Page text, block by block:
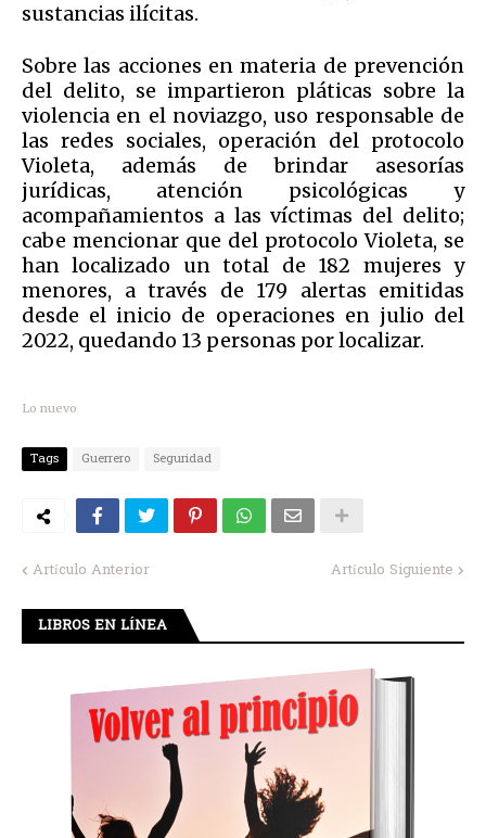
sustancias ilícitas.
Sobre las acciones en materia de prevención
del delito, se impartieron pláticas sobre la
violencia en el noviazgo, uso responsable de
las redes sociales, operación del protocolo
Violeta, además de brindar asesorías
jurídicas, atención psicológicas y
acompañamientos a las víctimas del delito;
cabe mencionar que del protocolo Violeta, se
han localizado un total de 182 mujeres y
menores, a través de 179 alertas emitidas
desde el inicio de operaciones en julio del
2022, quedando 13 personas por localizar.
Lo nuevo
Tags Guerrero Seguridad
Artículo Anterior Artículo Siguiente
LIBROS EN LÍNEA